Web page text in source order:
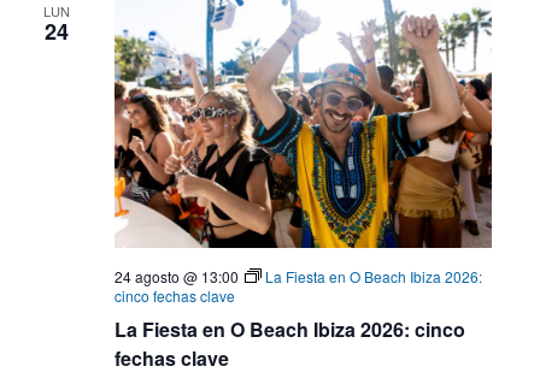
LUN
24
La Fiesta en O Beach Ibiza 2026: cinco
fechas clave
24 agosto @ 13:00
La Fiesta en O Beach Ibiza 2026:
cinco fechas clave